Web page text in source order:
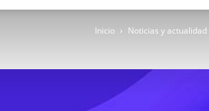
Inicio Noticias y actualidad